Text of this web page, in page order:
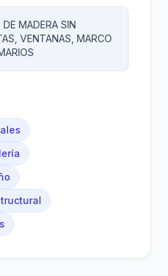
MADERA SIN
VENTANAS, MARCO